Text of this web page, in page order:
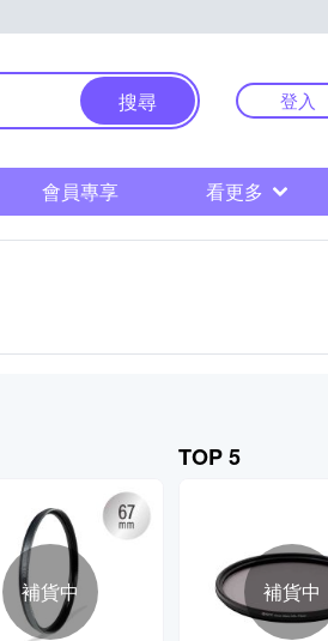
搜尋 登入
會員專享 看更多
補貨中
TOP 5
補貨中